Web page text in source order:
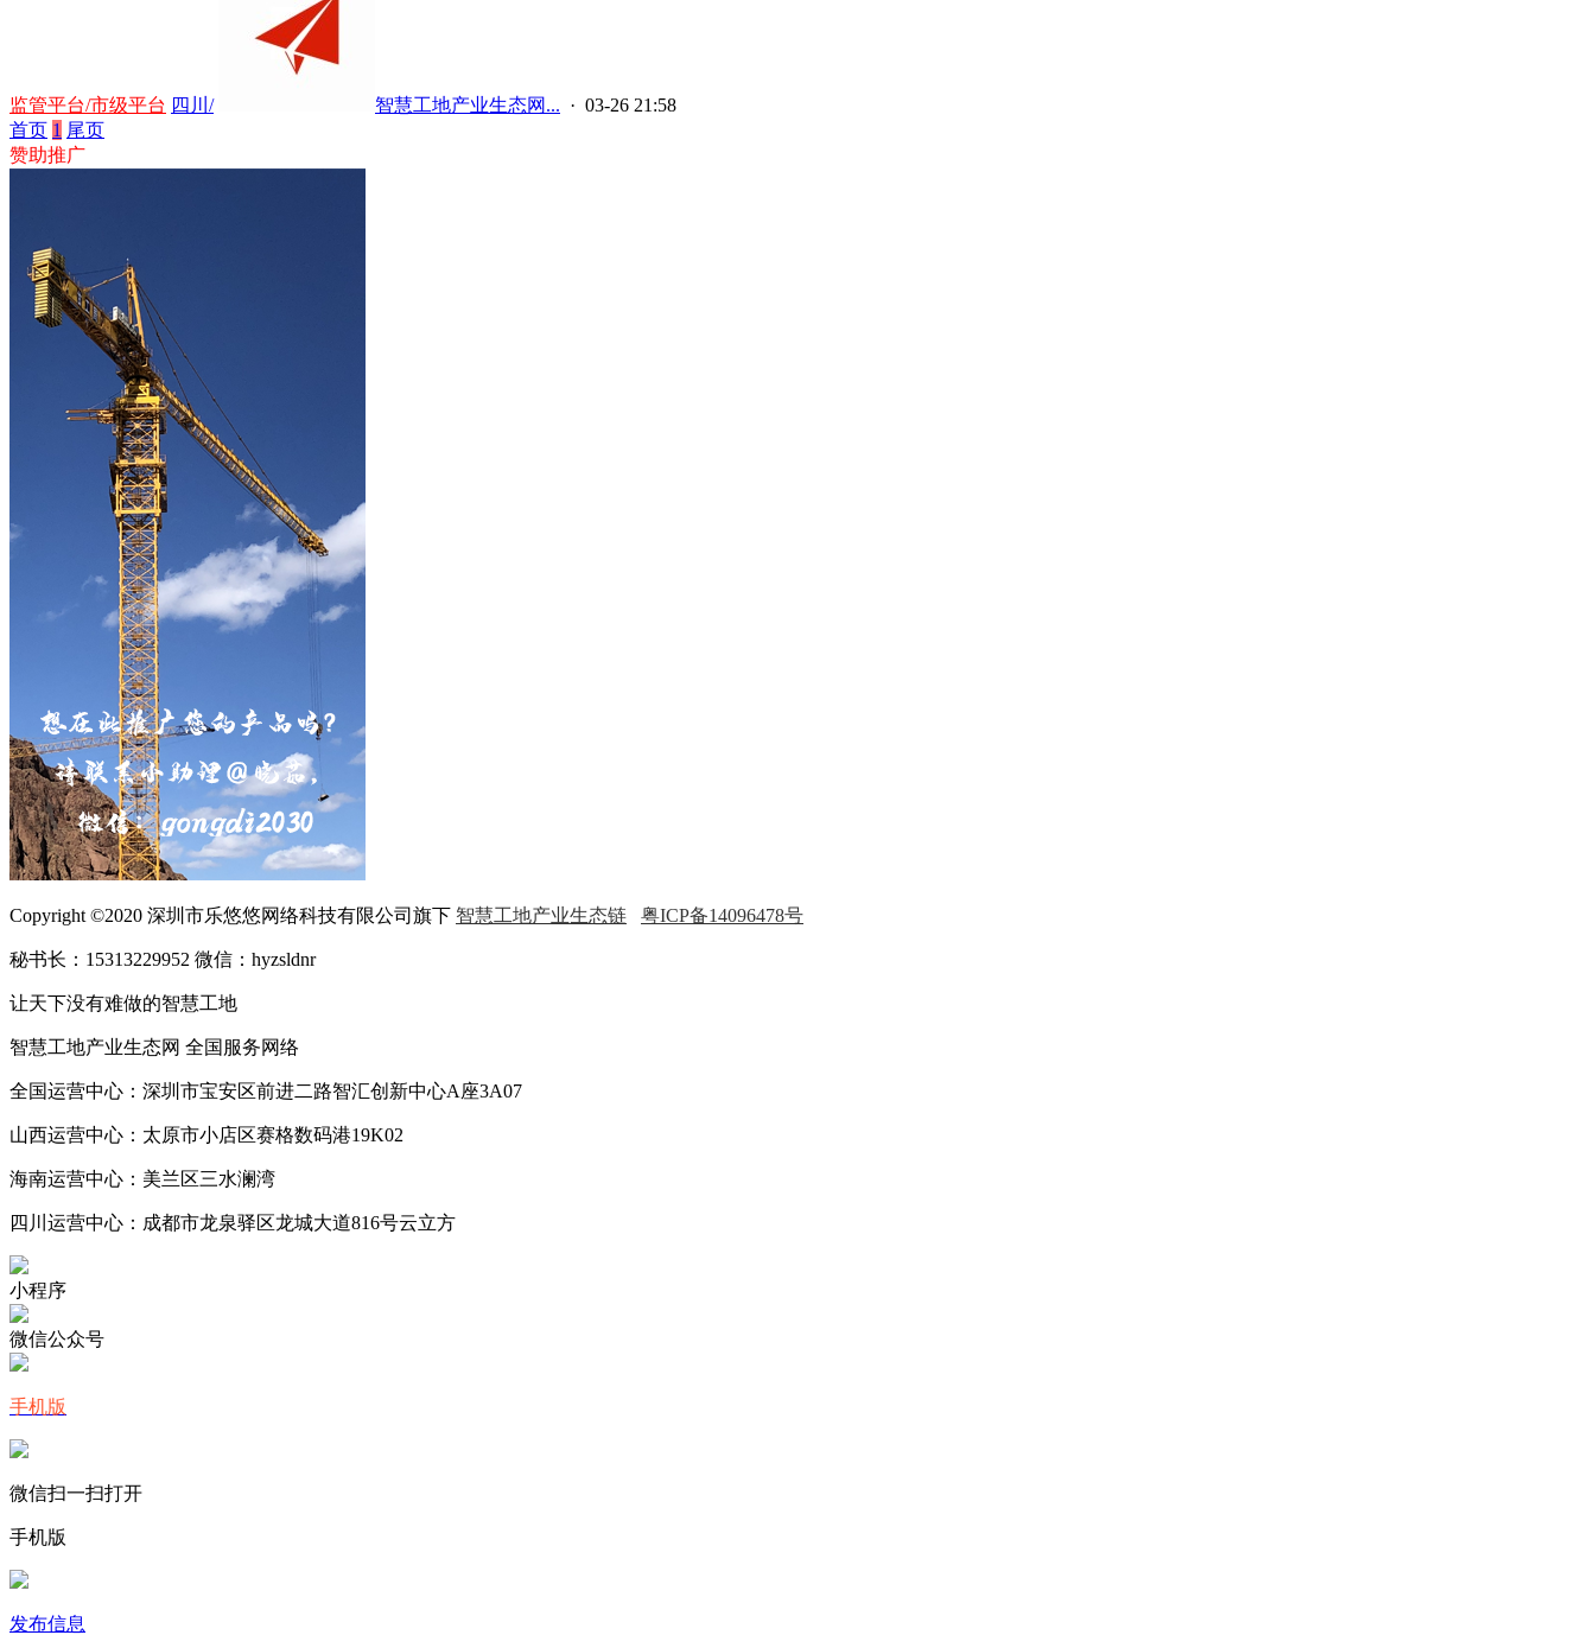
监管平台/市级平台 四川/ 智慧工地产业生态网... · 03-26 21:58
首页 1 尾页
赞助推广
Copyright ©2020 深圳市乐悠悠网络科技有限公司旗下 智慧工地产业生态链 粤ICP备14096478号
秘书长：15313229952 微信：hyzsldnr
让天下没有难做的智慧工地
智慧工地产业生态网 全国服务网络
全国运营中心：深圳市宝安区前进二路智汇创新中心A座3A07
山西运营中心：太原市小店区赛格数码港19K02
海南运营中心：美兰区三水澜湾
四川运营中心：成都市龙泉驿区龙城大道816号云立方
小程序
微信公众号
手机版
微信扫一扫打开
手机版
发布信息